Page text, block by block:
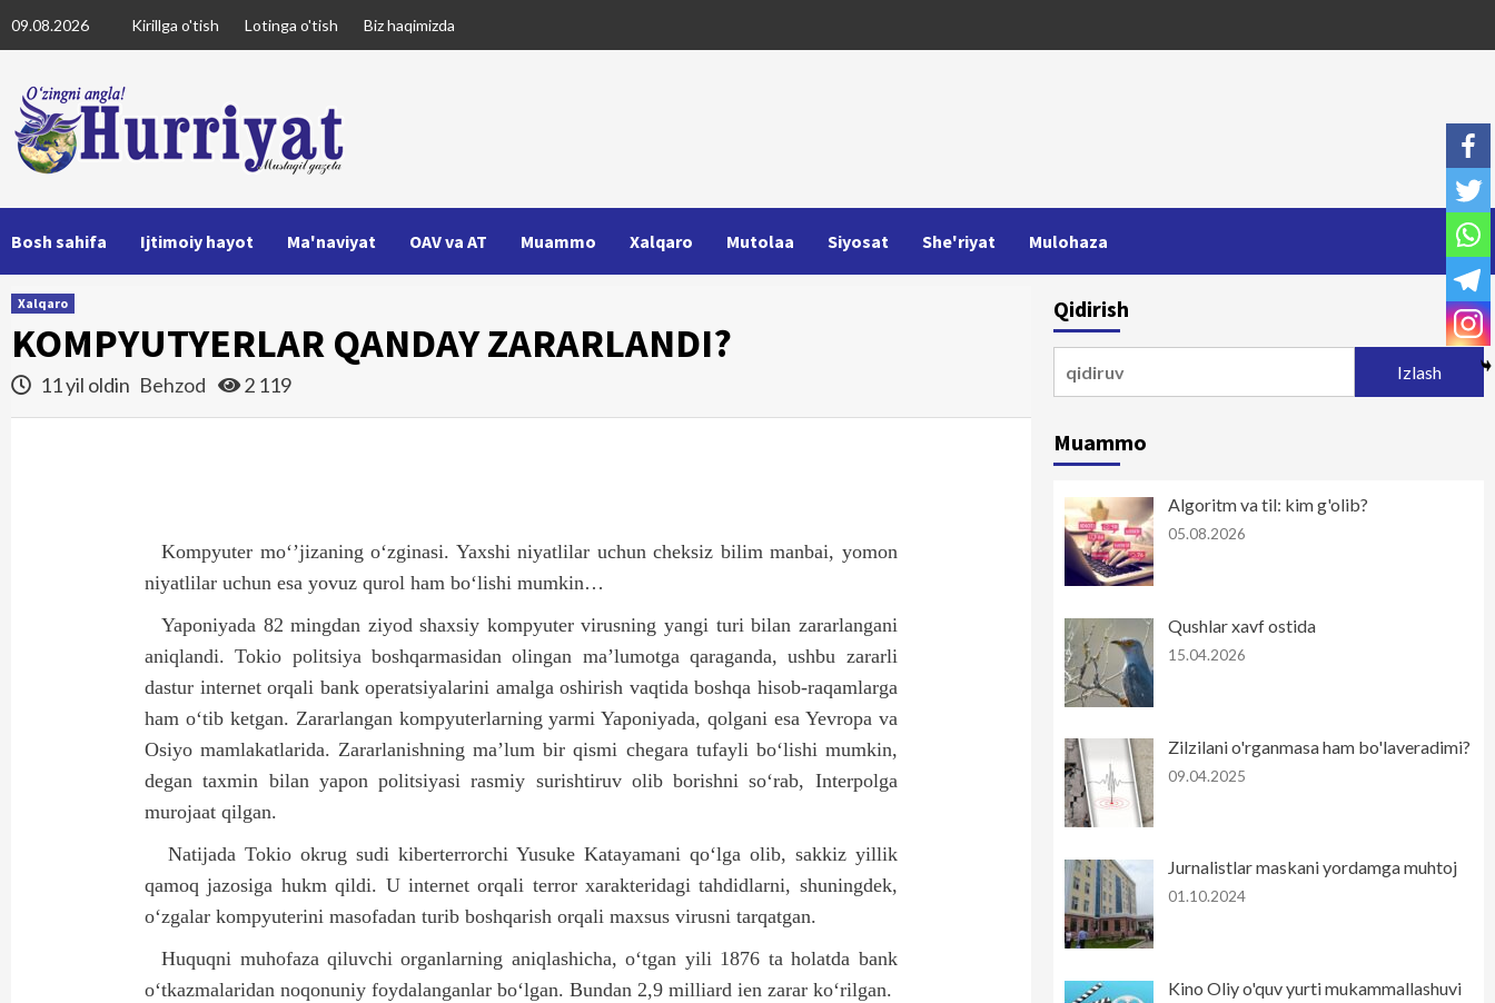
to
09.08.2026 Kirillga o'tish Lotinga o'tish Biz haqimizda
Bosh sahifa Ijtimoiy hayot Ma'naviyat OAV va AT Muammo Xalqaro Mutolaa Siyosat She'riyat Mulohaza
Xalqaro
KOMPYUTYERLAR QANDAY ZARARLANDI?
11 yil oldin Behzod 2 119
Kompyuter mo‘’jizaning o‘zginasi. Yaxshi niyatlilar uchun cheksiz bilim manbai, yomon
niyatlilar uchun esa yovuz qurol ham bo‘lishi mumkin…
Yaponiyada 82 mingdan ziyod shaxsiy kompyuter virusning yangi turi bilan zararlangani
aniqlandi. Tokio politsiya boshqarmasidan olingan ma’lumotga qaraganda, ushbu zararli
dastur internet orqali bank operatsiyalarini amalga oshirish vaqtida boshqa hisob-raqamlarga
ham o‘tib ketgan. Zararlangan kompyuterlarning yarmi Yaponiyada, qolgani esa Yevropa va
Osiyo mamlakatlarida. Zararlanishning ma’lum bir qismi chegara tufayli bo‘lishi mumkin,
degan taxmin bilan yapon politsiyasi rasmiy surishtiruv olib borishni so‘rab, Interpolga
murojaat qilgan.
Natijada Tokio okrug sudi kiberterrorchi Yusuke Katayamani qo‘lga olib, sakkiz yillik
qamoq jazosiga hukm qildi. U internet orqali terror xarakteridagi tahdidlarni, shuningdek,
o‘zgalar kompyuterini masofadan turib boshqarish orqali maxsus virusni tarqatgan.
Huquqni muhofaza qiluvchi organlarning aniqlashicha, o‘tgan yili 1876 ta holatda bank
o‘tkazmalaridan noqonuniy foydalanganlar bo‘lgan. Bundan 2,9 milliard ien zarar ko‘rilgan.
Qidirish
Muammo
Algoritm va til: kim g'olib?
05.08.2026
Qushlar xavf ostida
15.04.2026
Zilzilani o'rganmasa ham bo'laveradimi?
09.04.2025
Jurnalistlar maskani yordamga muhtoj
01.10.2024
Kino Oliy o'quv yurti mukammallashuvi